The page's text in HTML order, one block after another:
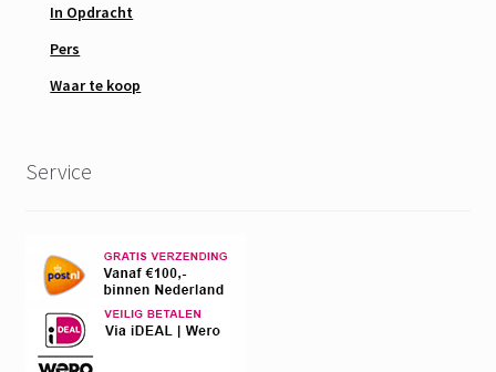
In Opdracht
Pers
Waar te koop
Service